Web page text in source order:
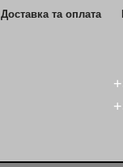
Доставка та оплата